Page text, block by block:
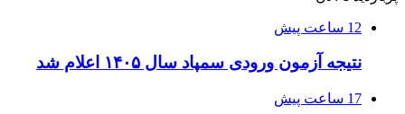
12 ساعت پیش
نتیجه آزمون ورودی سمپاد سال ۱۴۰۵ اعلام شد
17 ساعت پیش